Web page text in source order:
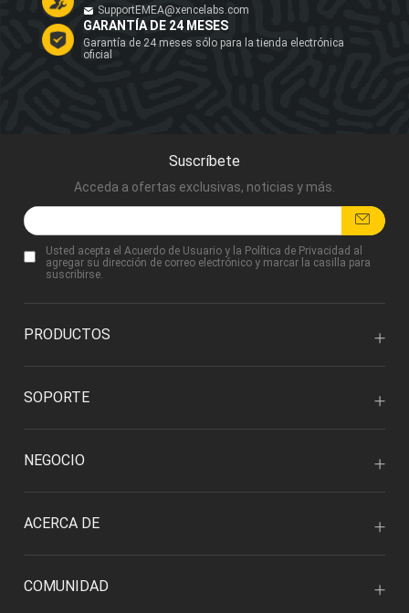
SupportEMEA@xencelabs.com
GARANTÍA DE 24 MESES
Garantía de 24 meses sólo para la tienda electrónica
oficial
Suscríbete
Acceda a ofertas exclusivas, noticias y más.
Usted acepta el Acuerdo de Usuario y la Política de Privacidad al
agregar su dirección de correo electrónico y marcar la casilla para
suscribirse.
PRODUCTOS
SOPORTE
NEGOCIO
ACERCA DE
COMUNIDAD